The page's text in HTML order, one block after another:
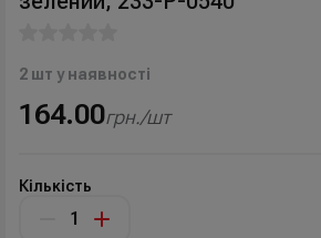
2 шт у наявності
164.00грн./шт
Кількість